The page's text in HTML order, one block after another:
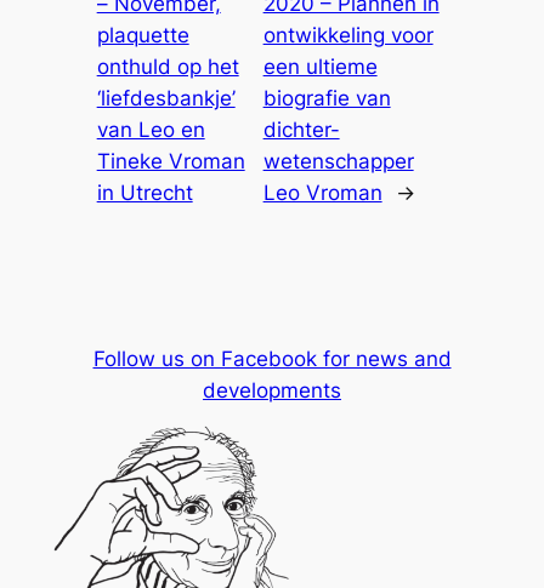
plaquette
onthuld op het
‘liefdesbankje’
van Leo en
Tineke Vroman
in Utrecht
ontwikkeling voor
een ultieme
biografie van
dichter-
wetenschapper
Leo Vroman
→
Follow us on Facebook for news and
developments